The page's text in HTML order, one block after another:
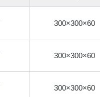
300×300×60
300×300×60
300×300×60